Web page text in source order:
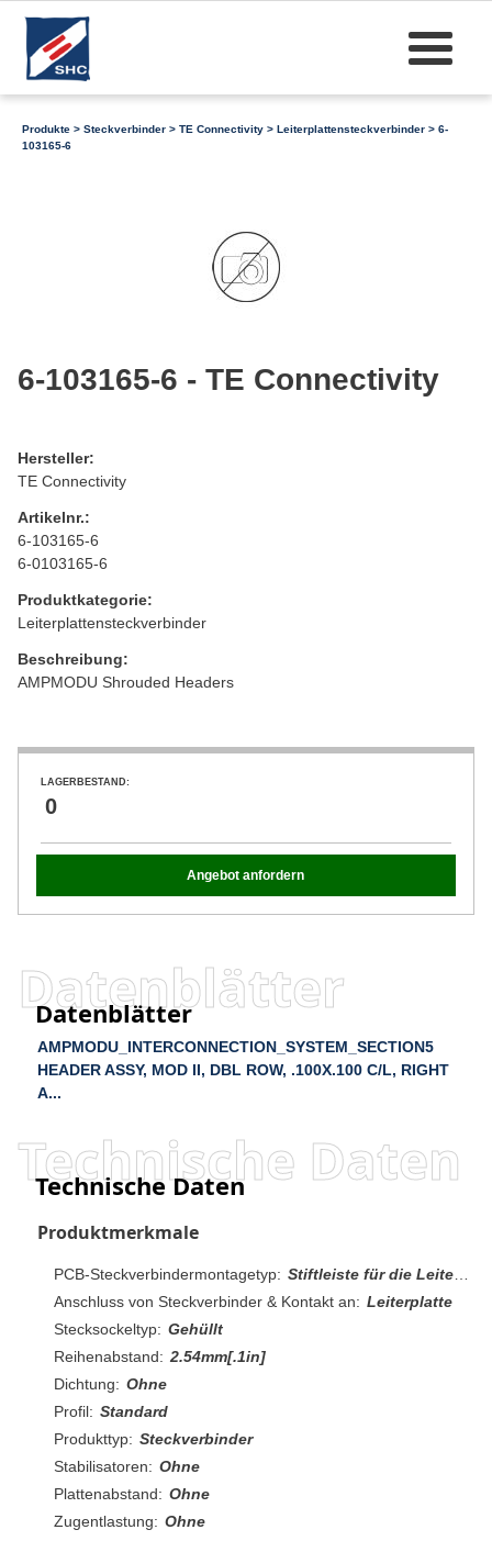
Produkte > Steckverbinder > TE Connectivity > Leiterplattensteckverbinder > 6-
103165-6
6-103165-6 - TE Connectivity
Hersteller:
TE Connectivity
Artikelnr.:
6-103165-6
6-0103165-6
Produktkategorie:
Leiterplattensteckverbinder
Beschreibung:
AMPMODU Shrouded Headers
LAGERBESTAND:
0
Angebot anfordern
Datenblätter
Datenblätter
AMPMODU_INTERCONNECTION_SYSTEM_SECTION5
HEADER ASSY, MOD II, DBL ROW, .100X.100 C/L, RIGHT
A...
Technische Daten
Technische Daten
Produktmerkmale
PCB-Steckverbindermontagetyp: Stiftleiste für die Leiterplattenmontage
Anschluss von Steckverbinder & Kontakt an: Leiterplatte
Stecksockeltyp: Gehüllt
Reihenabstand: 2.54mm[.1in]
Dichtung: Ohne
Profil: Standard
Produkttyp: Steckverbinder
Stabilisatoren: Ohne
Plattenabstand: Ohne
Zugentlastung: Ohne